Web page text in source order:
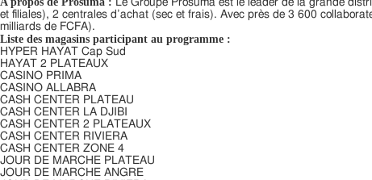
Le Groupe Prosuma est le leader de la grande
et filiales), 2 centrales d’achat (sec et frais). Avec près de 3 600
milliards de FCFA).
Liste des magasins participant au programme :
HYPER HAYAT Cap Sud
HAYAT 2 PLATEAUX
CASINO PRIMA
CASINO ALLABRA
CASH CENTER PLATEAU
CASH CENTER LA DJIBI
CASH CENTER 2 PLATEAUX
CASH CENTER RIVIERA
CASH CENTER ZONE 4
JOUR DE MARCHE PLATEAU
JOUR DE MARCHE ANGRE